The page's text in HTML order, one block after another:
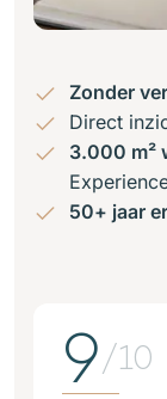
Zonder
Direct
3.000 m²
50+ jaar
9/10